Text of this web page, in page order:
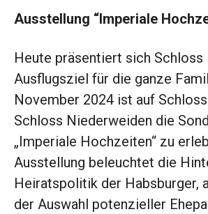
Ausstellung “Imperiale
Heute präsentiert sich
Ausflugsziel für die ganze
November 2024 ist auf
Schloss Niederweiden die
„Imperiale Hochzeiten“ zu
Ausstellung beleuchtet die
Heiratspolitik der Habsburger,
der Auswahl potenzieller